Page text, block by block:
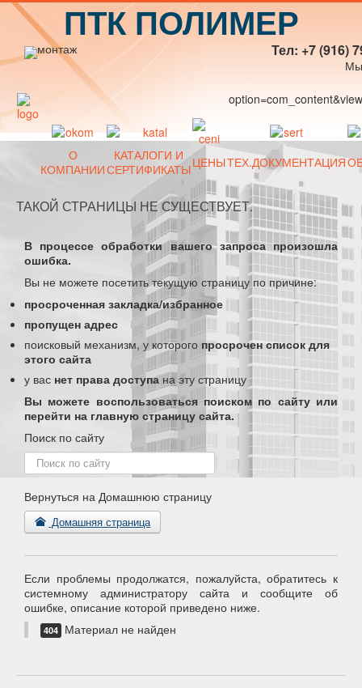
ПТК ПОЛИМЕР
Тел: +7 (916)
Мы
О
КОМПАНИИ
КАТАЛОГИ И
СЕРТИФИКАТЫЦЕНЫТЕХ.ДОКУМЕНТАЦИЯ
ТАКОЙ СТРАНИЦЫ НЕ СУЩЕСТВУЕТ.
В процессе обработки вашего запроса произошла
ошибка.
Вы не можете посетить текущую страницу по причине:
просроченная закладка/избранное
пропущен адрес
поисковый механизм, у которого просрочен список для
этого сайта
у вас нет права доступана эту страницу
Вы можете воспользоваться поиском по сайту или
перейти на главную страницу сайта.
Поиск по сайту
Поиск
по
Вернуться на Домашнюю страницу
Домашняя страница
Если проблемы продолжатся, пожалуйста, обратитесь к
системному администратору сайта и сообщите об
ошибке, описание которой приведено ниже.
404 Материал не найден